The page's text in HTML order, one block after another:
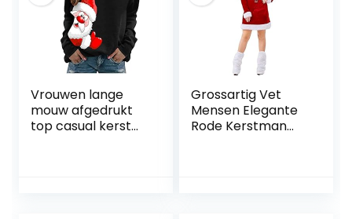
Vrouwen lange
mouw afgedrukt
top casual kerst
Grossartig Vet
Mensen Elegante
Rode Kerstman